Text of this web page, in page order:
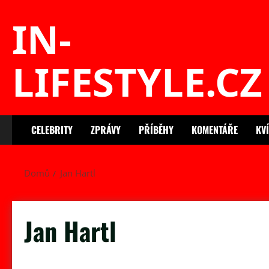
IN-
LIFESTYLE.CZ
CELEBRITY ZPRÁVY PŘÍBĚHY KOMENTÁŘE
Domů Jan Hartl
Jan Hartl